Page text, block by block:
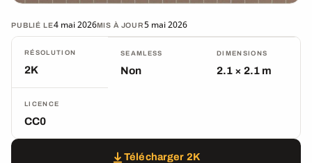
PUBLIÉ LE4 mai 2026MIS À JOUR5 mai 2026
RÉSOLUTION
2K
SEAMLESS
Non
DIMENSIONS
2.1 × 2.1 m
LICENCE
CC0
Télécharger 2K